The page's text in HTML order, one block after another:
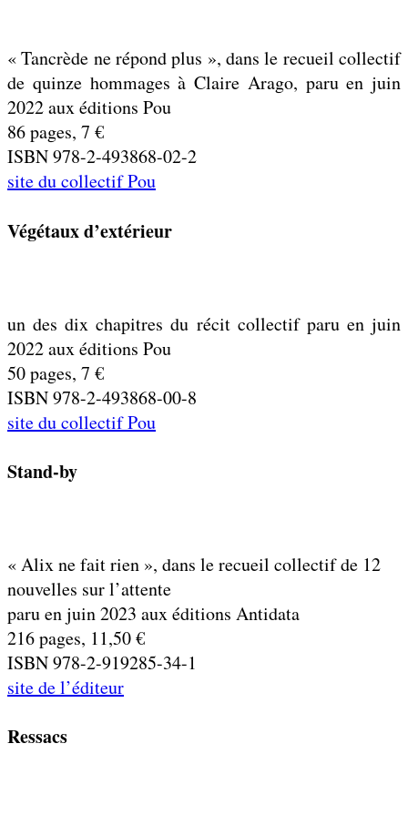
« Tancrède ne répond plus », dans le recueil collectif
de quinze hommages à Claire Arago, paru en juin
2022 aux éditions Pou
86 pages, 7 €
ISBN 978-2-493868-02-2
site du collectif Pou
Végétaux d’extérieur
un des dix chapitres du récit collectif paru en juin
2022 aux éditions Pou
50 pages, 7 €
ISBN 978-2-493868-00-8
site du collectif Pou
Stand-by
« Alix ne fait rien », dans le recueil collectif de 12
nouvelles sur l’attente
paru en juin 2023 aux éditions Antidata
216 pages, 11,50 €
ISBN 978-2-919285-34-1
site de l’éditeur
Ressacs